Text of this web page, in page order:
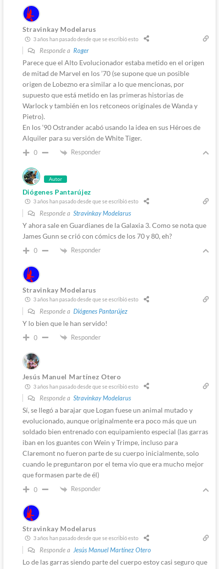
Stravinkay Modelarus
3 años han pasado desde que se escribió esto
Responde a Roger
Parece que el Alto Evolucionador estaba metido en el origen
de mitad de Marvel en los ’70 (se supone que un posible
origen de Lobezno era similar a lo que mencionas, por
supuesto que está metido en las primeras historias de
Warlock y también en los retconeos originales de Wanda y
Pietro).
En los ’90 Ostrander acabó usando la idea en sus Héroes de
Alquiler para su versión de White Tiger.
0 Responder
Autor
Diógenes Pantarújez
3 años han pasado desde que se escribió esto
Responde a Stravinkay Modelarus
Y ahora sale en Guardianes de la Galaxia 3. Como se nota que
James Gunn se crió con cómics de los 70 y 80, eh?
0 Responder
Stravinkay Modelarus
3 años han pasado desde que se escribió esto
Responde a Diógenes Pantarújez
Y lo bien que le han servido!
0 Responder
Jesús Manuel Martínez Otero
3 años han pasado desde que se escribió esto
Responde a Stravinkay Modelarus
Sí, se llegó a barajar que Logan fuese un animal mutado y
evolucionado, aunque originalmente era poco más que un
soldado bien entrenado con equipamiento especial (las garras
iban en los guantes con Wein y Trimpe, incluso para
Claremont no fueron parte de su cuerpo inicialmente, solo
cuando le preguntaron por el tema vio que era mucho mejor
que formasen parte de él)
0 Responder
Stravinkay Modelarus
3 años han pasado desde que se escribió esto
Responde a Jesús Manuel Martínez Otero
Lo de las garras siendo parte del cuerpo estoy casi seguro que